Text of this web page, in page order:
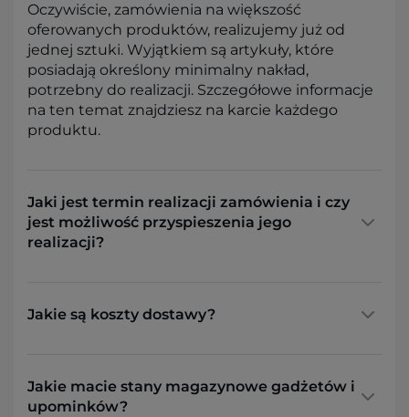
Oczywiście, zamówienia na większość
oferowanych produktów, realizujemy już od
jednej sztuki. Wyjątkiem są artykuły, które
posiadają określony minimalny nakład,
potrzebny do realizacji. Szczegółowe informacje
na ten temat znajdziesz na karcie każdego
produktu.
Jaki jest termin realizacji zamówienia i czy
jest możliwość przyspieszenia jego
realizacji?
Jakie są koszty dostawy?
Jakie macie stany magazynowe gadżetów i
upominków?